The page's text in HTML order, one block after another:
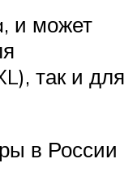
и может
так и для
в России